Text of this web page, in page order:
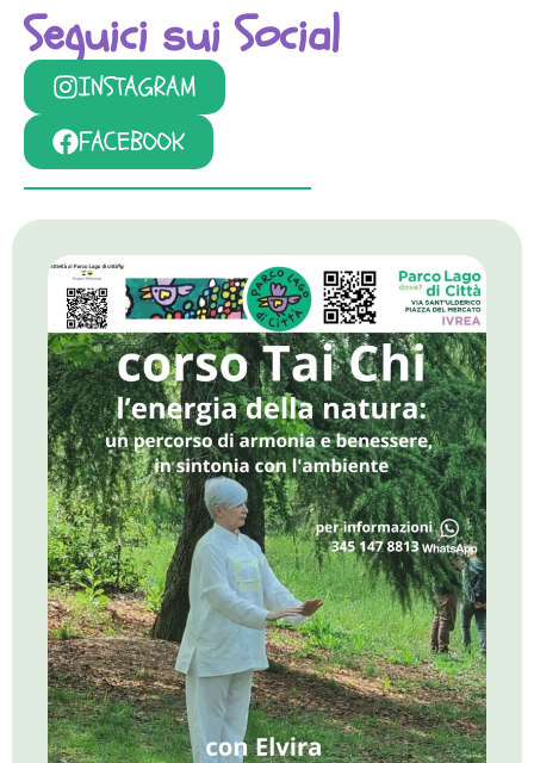
Seguici sui Social
INSTAGRAM
FACEBOOK